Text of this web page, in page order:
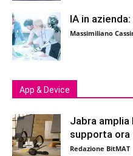
IA in
Massimiliano
App & Device
Jabra amplia
supporta
Redazione BitMAT